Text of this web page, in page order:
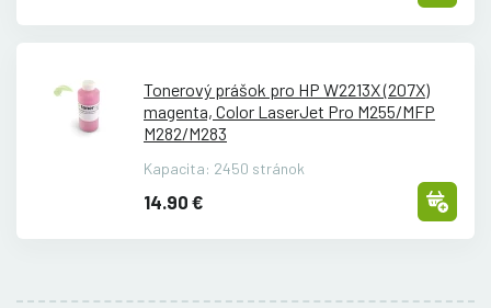
Tonerový prášok pro HP W2213X (207X)
magenta, Color LaserJet Pro M255/MFP
M282/M283
Kapacita: 2450 stránok
14.90 €